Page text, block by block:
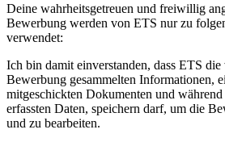
Deine wahrheitsgetreuen und freiwillig
Bewerbung werden von ETS nur zu
verwendet:
Ich bin damit einverstanden, dass ETS
Bewerbung gesammelten Informationen,
mitgeschickten Dokumenten und
erfassten Daten, speichern darf, um die
und zu bearbeiten.